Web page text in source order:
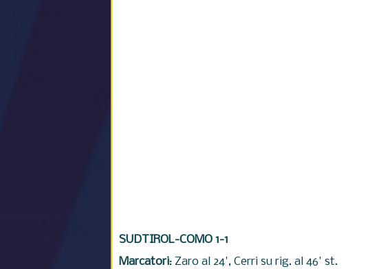
SUDTIROL-COMO 1-1
Marcatori: Zaro al 24', Cerri su rig. al 46' st.